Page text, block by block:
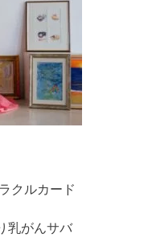
クルカード
乳がんサバ